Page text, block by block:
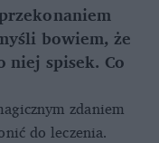
bowiem, że
spisek. Co
zdaniem
do leczenia.